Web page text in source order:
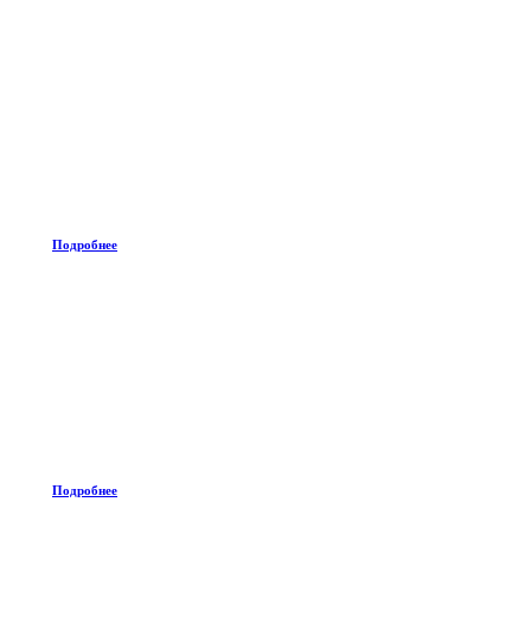
Подробнее
Подробнее